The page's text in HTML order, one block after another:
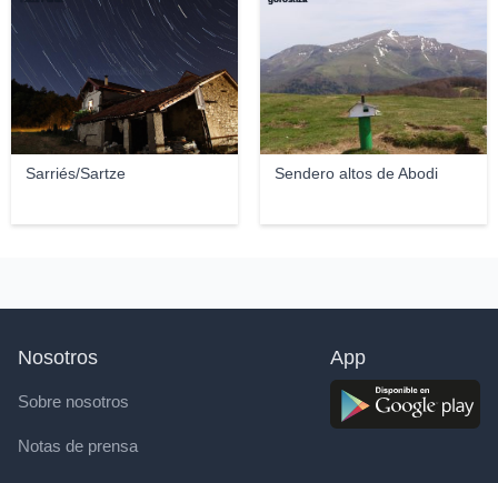
Sarriés/Sartze Sendero altos de Abodi
Nosotros
Sobre nosotros
Notas de prensa
App